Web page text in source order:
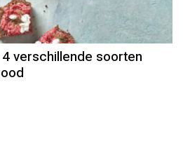
verschillende soorten